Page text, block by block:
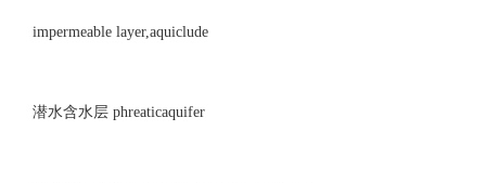
impermeable layer,aquiclude
潜水含水层 phreaticaquifer